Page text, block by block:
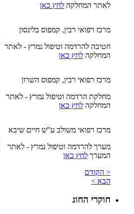
לאתר המחלקה לחץ כאן
מרכז רפואי רבין, קמפוס בלינסון
חטיבה להרדמה וטיפול נמרץ - לאתר
המחלקה לחץ כאן
מרכז רפואי רבין, קמפוס השרון
מחלקת הרדמה וטיפול נמרץ - לאתר
המחלקה לחץ כאן
מרכז רפואי משולב ע"ש חיים שיבא
מערך להרדמה וטיפול נמרץ - לאתר
המערך לחץ כאן
< הקודם
הבא >
חוקרי החוג